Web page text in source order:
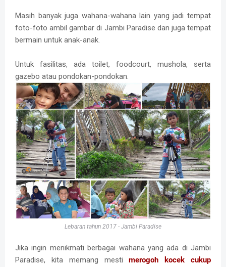
Masih banyak juga wahana-wahana lain yang jadi tempat
foto-foto ambil gambar di Jambi Paradise dan juga tempat
bermain untuk anak-anak.
Untuk fasilitas, ada toilet, foodcourt, mushola, serta
gazebo atau pondokan-pondokan.
Lebaran tahun 2017 - Jambi Paradise
Jika ingin menikmati berbagai wahana yang ada di Jambi
Paradise, kita memang mestimerogoh kocek cukup